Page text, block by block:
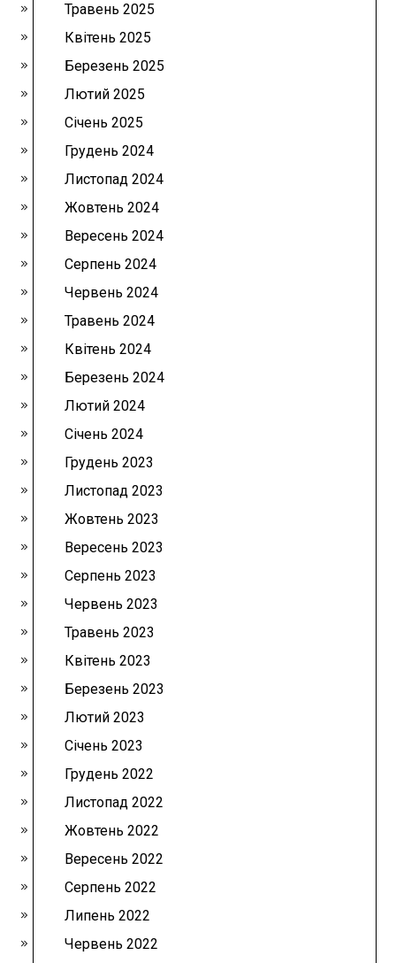
Травень 2025
Квітень 2025
Березень 2025
Лютий 2025
Січень 2025
Грудень 2024
Листопад 2024
Жовтень 2024
Вересень 2024
Серпень 2024
Червень 2024
Травень 2024
Квітень 2024
Березень 2024
Лютий 2024
Січень 2024
Грудень 2023
Листопад 2023
Жовтень 2023
Вересень 2023
Серпень 2023
Червень 2023
Травень 2023
Квітень 2023
Березень 2023
Лютий 2023
Січень 2023
Грудень 2022
Листопад 2022
Жовтень 2022
Вересень 2022
Серпень 2022
Липень 2022
Червень 2022